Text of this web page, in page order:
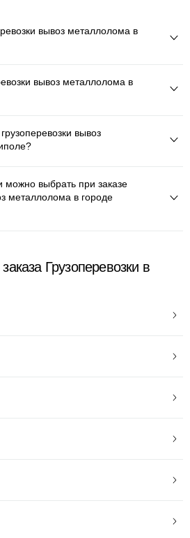
вывоз металлолома в
вывоз металлолома в
вывоз
можно выбрать при заказе
металлолома в городе
Грузоперевозки в